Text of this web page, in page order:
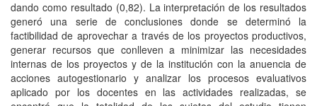
dando como resultado (0,82). La interpretación de los resultados
generó una serie de conclusiones donde se determinó la
factibilidad de aprovechar a través de los proyectos productivos,
generar recursos que conlleven a minimizar las necesidades
internas de los proyectos y de la institución con la anuencia de
acciones autogestionario y analizar los procesos evaluativos
aplicado por los docentes en las actividades realizadas, se